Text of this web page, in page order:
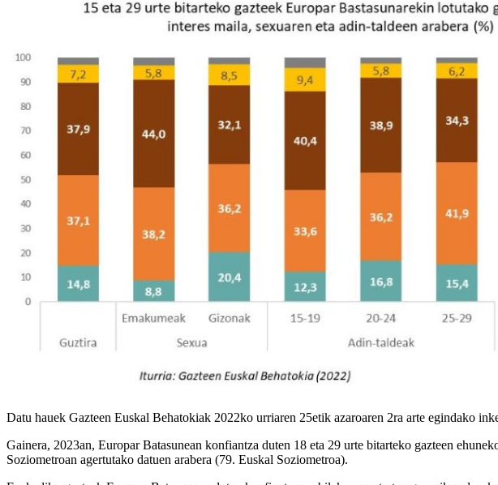
Datu hauek Gazteen Euskal Behatokiak 2022ko urriaren 25etik azaroaren 2ra arte egindako
Gainera, 2023an, Europar Batasunean konfiantza duten 18 eta 29 urte bitarteko gazteen
Soziometroan agertutako datuen arabera (79. Euskal Soziometroa).